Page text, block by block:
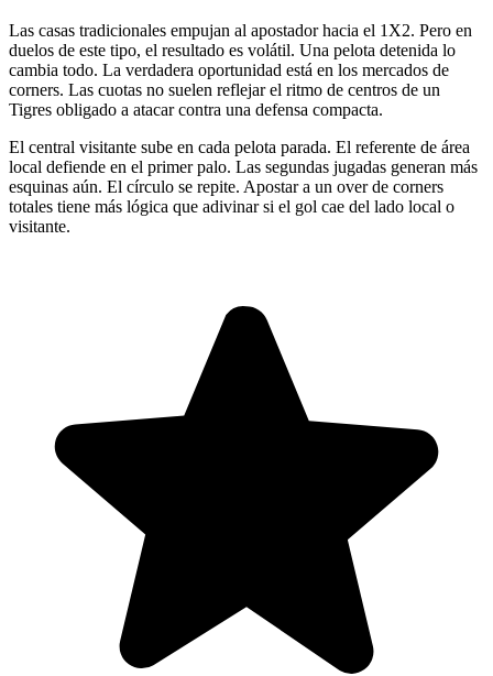
Las casas tradicionales empujan al apostador hacia el 1X2. Pero en
duelos de este tipo, el resultado es volátil. Una pelota detenida lo
cambia todo. La verdadera oportunidad está en los mercados de
corners. Las cuotas no suelen reflejar el ritmo de centros de un
Tigres obligado a atacar contra una defensa compacta.
El central visitante sube en cada pelota parada. El referente de área
local defiende en el primer palo. Las segundas jugadas generan más
esquinas aún. El círculo se repite. Apostar a un over de corners
totales tiene más lógica que adivinar si el gol cae del lado local o
visitante.